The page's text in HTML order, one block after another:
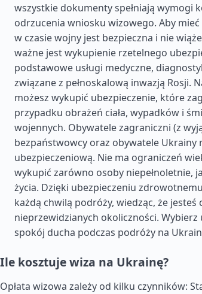
wszystkie dokumenty spełniają wymogi
odrzucenia wniosku wizowego. Aby
w czasie wojny jest bezpieczna i nie
ważne jest wykupienie rzetelnego
podstawowe usługi medyczne,
związane z pełnoskalową inwazją Rosji.
możesz wykupić ubezpieczenie, które
przypadku obrażeń ciała, wypadków i
wojennych. Obywatele zagraniczni (z
bezpaństwowcy oraz obywatele Ukrainy
ubezpieczeniową. Nie ma ograniczeń
wykupić zarówno osoby niepełnoletnie,
życia. Dzięki ubezpieczeniu
każdą chwilą podróży, wiedząc, że
nieprzewidzianych okoliczności.
spokój ducha podczas podróży na
Ile kosztuje wiza na Ukrainę?
Opłata wizowa zależy od kilku czynników: